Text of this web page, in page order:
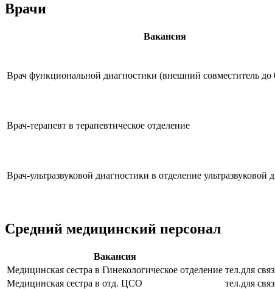
Врачи
Вакансия
Врач функциональной диагностики (внешний совместитель до
Врач-терапевт в терапевтическое отделение
Врач-ультразвуковой диагностики в отделение ультразвуковой
Средний медицинский персонал
Вакансия
Медицинская сестра в Гинекологическое отделение тел.для
Медицинская сестра в отд. ЦСО
тел.для